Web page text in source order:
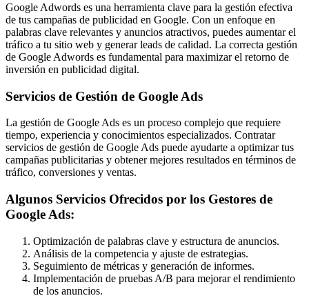
Google Adwords es una herramienta clave para la gestión efectiva
de tus campañas de publicidad en Google. Con un enfoque en
palabras clave relevantes y anuncios atractivos, puedes aumentar el
tráfico a tu sitio web y generar leads de calidad. La correcta gestión
de Google Adwords es fundamental para maximizar el retorno de
inversión en publicidad digital.
Servicios de Gestión de Google Ads
La gestión de Google Ads es un proceso complejo que requiere
tiempo, experiencia y conocimientos especializados. Contratar
servicios de gestión de Google Ads puede ayudarte a optimizar tus
campañas publicitarias y obtener mejores resultados en términos de
tráfico, conversiones y ventas.
Algunos Servicios Ofrecidos por los Gestores de
Google Ads:
Optimización de palabras clave y estructura de anuncios.
Análisis de la competencia y ajuste de estrategias.
Seguimiento de métricas y generación de informes.
Implementación de pruebas A/B para mejorar el rendimiento
de los anuncios.